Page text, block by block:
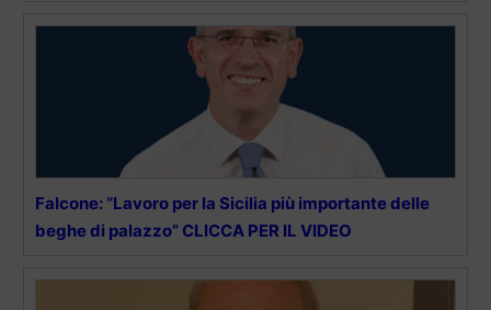
Falcone: “Lavoro per la Sicilia più importante delle
beghe di palazzo” CLICCA PER IL VIDEO